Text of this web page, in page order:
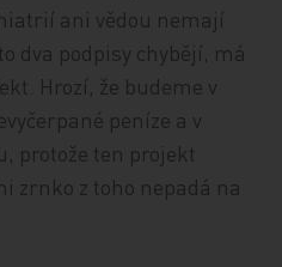
ani vědou nemají
dva podpisy chybějí, má
Hrozí, že budeme v
peníze a v
protože ten projekt
zrnko z toho nepadá na